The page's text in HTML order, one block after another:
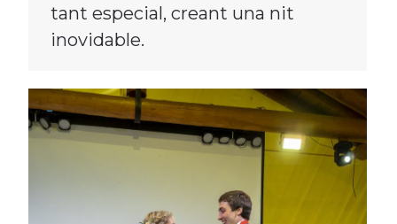
tant especial, creant una nit
inovidable.